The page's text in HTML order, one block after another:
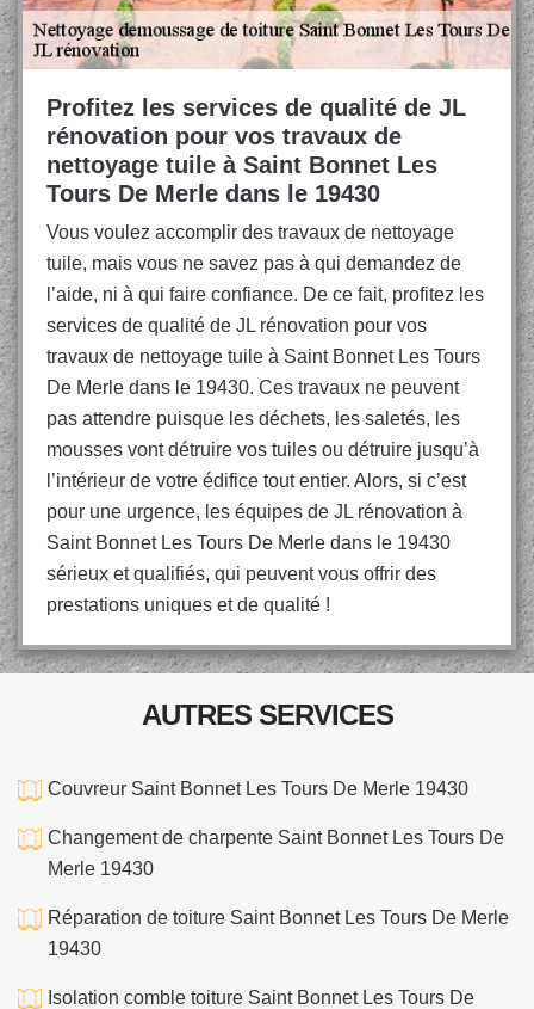
Profitez les services de qualité de JL
rénovation pour vos travaux de
nettoyage tuile à Saint Bonnet Les
Tours De Merle dans le 19430
Vous voulez accomplir des travaux de nettoyage
tuile, mais vous ne savez pas à qui demandez de
l’aide, ni à qui faire confiance. De ce fait, profitez les
services de qualité de JL rénovation pour vos
travaux de nettoyage tuile à Saint Bonnet Les Tours
De Merle dans le 19430. Ces travaux ne peuvent
pas attendre puisque les déchets, les saletés, les
mousses vont détruire vos tuiles ou détruire jusqu’à
l’intérieur de votre édifice tout entier. Alors, si c’est
pour une urgence, les équipes de JL rénovation à
Saint Bonnet Les Tours De Merle dans le 19430
sérieux et qualifiés, qui peuvent vous offrir des
prestations uniques et de qualité !
AUTRES SERVICES
Couvreur Saint Bonnet Les Tours De Merle 19430
Changement de charpente Saint Bonnet Les Tours De
Merle 19430
Réparation de toiture Saint Bonnet Les Tours De Merle
19430
Isolation comble toiture Saint Bonnet Les Tours De